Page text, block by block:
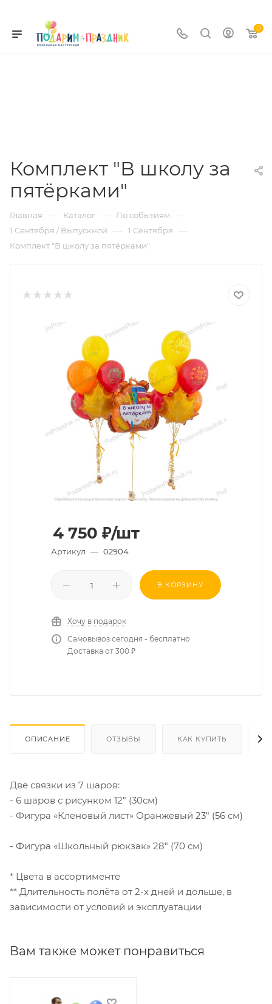
0
Комплект "В школу за
пятёрками"
Главная — Каталог — По событиям —
1 Сентября / Выпускной — 1 Сентября —
Комплект "В школу за пятёрками"
4 750 ₽/шт
Артикул — 02904
В КОРЗИНУ
Хочу в подарок
Самовывоз сегодня - бесплатно
Доставка от 300 ₽
ОПИСАНИЕ ОТЗЫВЫ КАК КУПИТЬ
Две связки из 7 шаров:
- 6 шаров с рисунком 12" (30см)
- Фигура «Кленовый лист» Оранжевый 23" (56 см)
- Фигура «Школьный рюкзак» 28" (70 см)
* Цвета в ассортименте
** Длительность полёта от 2-х дней и дольше, в
зависимости от условий и эксплуатации
Вам также может понравиться